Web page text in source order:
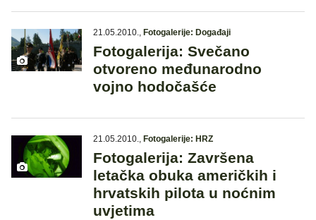
21.05.2010., Fotogalerije: Događaji
Fotogalerija: Svečano
otvoreno međunarodno
vojno hodočašće
21.05.2010., Fotogalerije: HRZ
Fotogalerija: Završena
letačka obuka američkih i
hrvatskih pilota u noćnim
uvjetima